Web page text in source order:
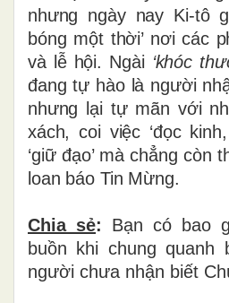
nhưng ngày nay Ki-tô
bóng một thời’ nơi các
và lễ hội. Ngài ‘khóc th
đang tự hào là người
nhưng lại tự mãn với
xách, coi việc ‘đọc
‘giữ đạo’ mà chẳng còn
loan báo Tin Mừng.
Chia sẻ: Bạn có bao
buồn khi chung quanh
người chưa nhận biết